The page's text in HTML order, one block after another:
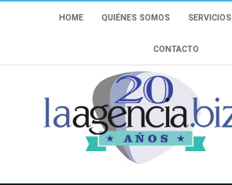
HOME QUIÉNES SOMOS SERVICIOS
CONTACTO